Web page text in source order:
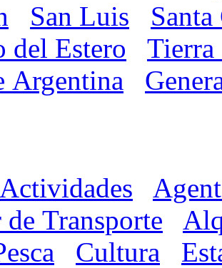
San Luis
del Estero
Tierra
Argentina
Actividades
Transporte
Cultura